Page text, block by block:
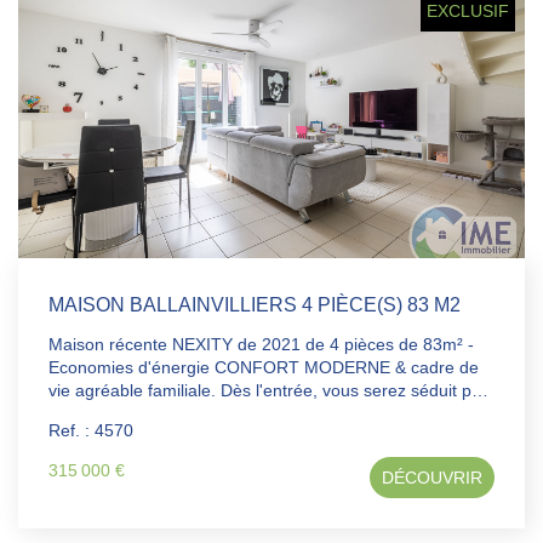
rangement. À l'extérieur, vous profiterez d'un jardin
privatif, idéal pour les moments de détente, les repas en
plein air ou les activités familiales.
EXCLUSIF
MAISON BALLAINVILLIERS 4 PIÈCE(S) 83 M2
Maison récente NEXITY de 2021 de 4 pièces de 83m² -
Economies d'énergie CONFORT MODERNE & cadre de
vie agréable familiale. Dès l'entrée, vous serez séduit par
jardinet expo sud est, idéale pour partager des moments
en familles ou entre amis. La maison dispose également
de 3 chambres confortables, d'une salle de bains
Ref. : 4570
315 000 € DÉCOUVRIR